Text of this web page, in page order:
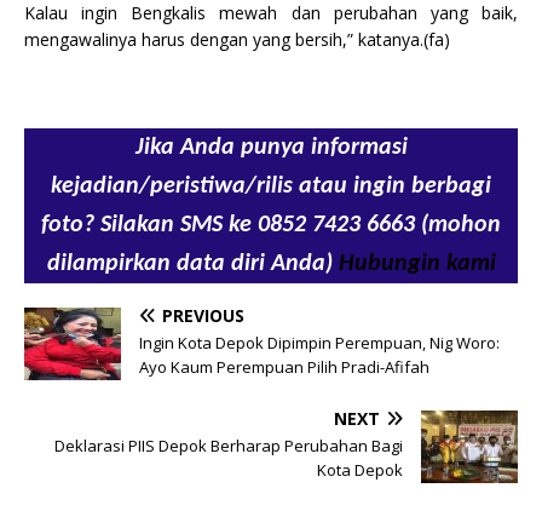
Kalau ingin Bengkalis mewah dan perubahan yang baik,
mengawalinya harus dengan yang bersih,” katanya.(fa)
Jika Anda punya informasi
kejadian/peristiwa/rilis atau ingin berbagi
foto? Silakan SMS ke 0852 7423 6663 (mohon
dilampirkan data diri Anda) Hubungin kami
PREVIOUS
Ingin Kota Depok Dipimpin Perempuan, Nig Woro:
Ayo Kaum Perempuan Pilih Pradi-Afifah
NEXT
Deklarasi PIIS Depok Berharap Perubahan Bagi
Kota Depok